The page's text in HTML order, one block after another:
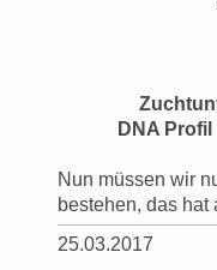
DNA
Nun müssen wir
bestehen, das hat
25.03.2017